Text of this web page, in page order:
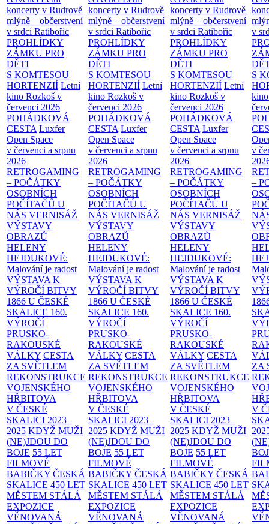
koncerty v Rudrově
mlýně – občerstvení
v srdci Ratibořic
PROHLÍDKY
ZÁMKU PRO
DĚTI
S KOMTESOU
HORTENZIÍ Letní
kino Rozkoš v
červenci 2026
POHÁDKOVÁ
CESTA Luxfer
Open Space
v červenci a srpnu
2026
RETROGAMING
– POČÁTKY
OSOBNÍCH
POČÍTAČŮ U
NÁS VERNISÁŽ
VÝSTAVY
OBRAZŮ
HELENY
HEJDUKOVÉ:
Malování je radost
VÝSTAVA K
VÝROČÍ BITVY
1866 U ČESKÉ
SKALICE 160.
VÝROČÍ
PRUSKO-
RAKOUSKÉ
VÁLKY CESTA
ZA SVĚTLEM
REKONSTRUKCE
VOJENSKÉHO
HŘBITOVA
V ČESKÉ
SKALICI 2023–
2025 KDYŽ MUŽI
(NE)JDOU DO
BOJE 55 LET
FILMOVÉ
BABIČKY ČESKÁ
SKALICE 450 LET
MĚSTEM STÁLÁ
EXPOZICE
VĚNOVANÁ
koncerty v Rudrově
mlýně – občerstvení
v srdci Ratibořic
PROHLÍDKY
ZÁMKU PRO
DĚTI
S KOMTESOU
HORTENZIÍ Letní
kino Rozkoš v
červenci 2026
POHÁDKOVÁ
CESTA Luxfer
Open Space
v červenci a srpnu
2026
RETROGAMING
– POČÁTKY
OSOBNÍCH
POČÍTAČŮ U
NÁS VERNISÁŽ
VÝSTAVY
OBRAZŮ
HELENY
HEJDUKOVÉ:
Malování je radost
VÝSTAVA K
VÝROČÍ BITVY
1866 U ČESKÉ
SKALICE 160.
VÝROČÍ
PRUSKO-
RAKOUSKÉ
VÁLKY CESTA
ZA SVĚTLEM
REKONSTRUKCE
VOJENSKÉHO
HŘBITOVA
V ČESKÉ
SKALICI 2023–
2025 KDYŽ MUŽI
(NE)JDOU DO
BOJE 55 LET
FILMOVÉ
BABIČKY ČESKÁ
SKALICE 450 LET
MĚSTEM STÁLÁ
EXPOZICE
VĚNOVANÁ
koncerty v Rudrově
mlýně – občerstvení
v srdci Ratibořic
PROHLÍDKY
ZÁMKU PRO
DĚTI
S KOMTESOU
HORTENZIÍ Letní
kino Rozkoš v
červenci 2026
POHÁDKOVÁ
CESTA Luxfer
Open Space
v červenci a srpnu
2026
RETROGAMING
– POČÁTKY
OSOBNÍCH
POČÍTAČŮ U
NÁS VERNISÁŽ
VÝSTAVY
OBRAZŮ
HELENY
HEJDUKOVÉ:
Malování je radost
VÝSTAVA K
VÝROČÍ BITVY
1866 U ČESKÉ
SKALICE 160.
VÝROČÍ
PRUSKO-
RAKOUSKÉ
VÁLKY CESTA
ZA SVĚTLEM
REKONSTRUKCE
VOJENSKÉHO
HŘBITOVA
V ČESKÉ
SKALICI 2023–
2025 KDYŽ MUŽI
(NE)JDOU DO
BOJE 55 LET
FILMOVÉ
BABIČKY ČESKÁ
SKALICE 450 LET
MĚSTEM STÁLÁ
EXPOZICE
VĚNOVANÁ
v
S
v
–
ZA
V